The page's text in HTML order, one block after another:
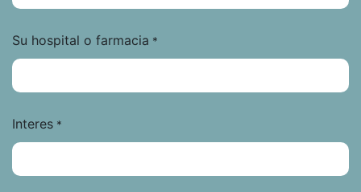
Su hospital o farmacia *
Interes *